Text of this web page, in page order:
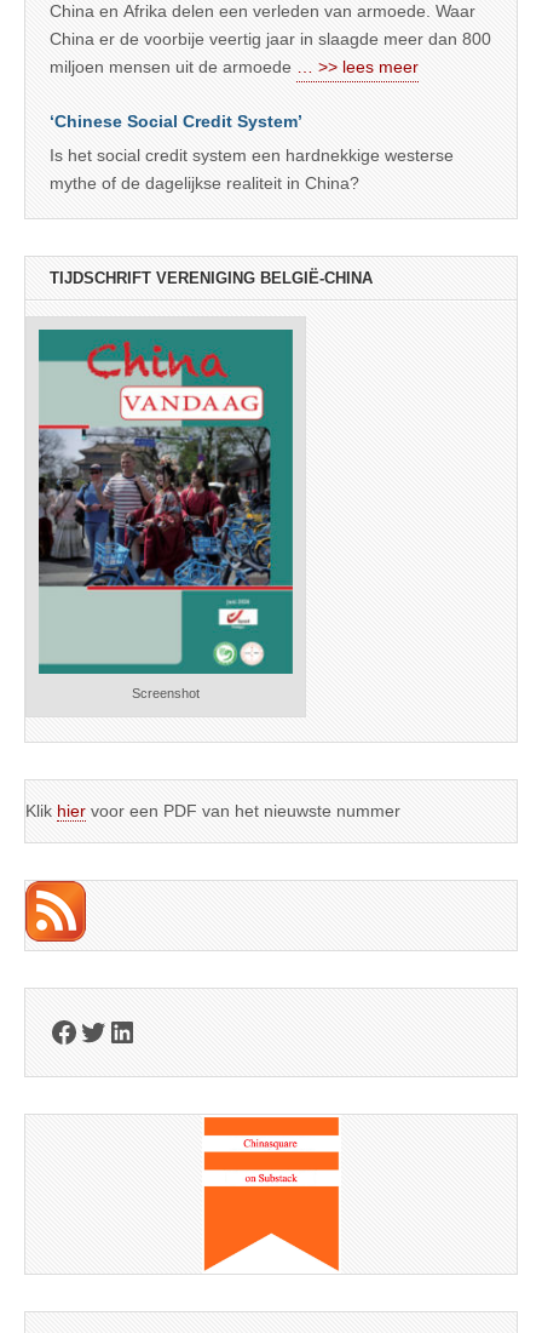
China en Afrika delen een verleden van armoede. Waar
China er de voorbije veertig jaar in slaagde meer dan 800
miljoen mensen uit de armoede
… >> lees meer
‘Chinese Social Credit System’
Is het social credit system een hardnekkige westerse
mythe of de dagelijkse realiteit in China?
TIJDSCHRIFT VERENIGING BELGIË-CHINA
Screenshot
Klik hier voor een PDF van het nieuwste nummer
Facebook
Twitter
LinkedIn